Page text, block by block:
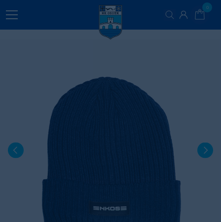
0
VODIČ ZA ODABIR VELIČINA